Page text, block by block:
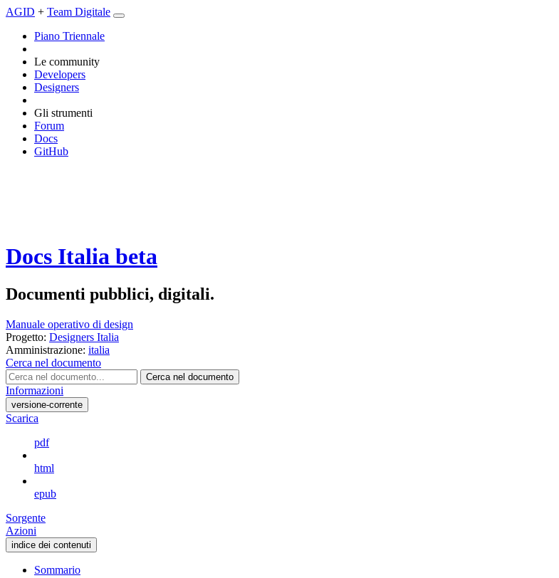
AGID + Team Digitale
Piano Triennale
Le community
Developers
Designers
Gli strumenti
Forum
Docs
GitHub
Docs Italia beta
Documenti pubblici, digitali.
Manuale operativo di design
Progetto: Designers Italia
Amministrazione: italia
Cerca nel documento
Cerca nel documento
Informazioni
versione-corrente
Scarica
pdf
html
epub
Sorgente
Azioni
indice dei contenuti
Sommario